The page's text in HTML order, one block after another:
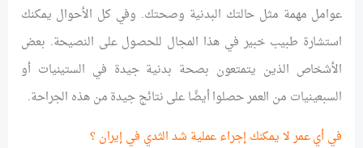
عوامل مهمة مثل حالتك البدنية وصحتك. وفي كل الأحوال يمكنك
استشارة طبيب خبير في هذا المجال للحصول على النصيحة. بعض
الأشخاص الذين يتمتعون بصحة بدنية جيدة في الستينيات أو
السبعينيات من العمر حصلوا أيضًا على نتائج جيدة من هذه الجراحة.
في أي عمر لا يمكنك إجراء عملية شد الثدي في إيران ؟